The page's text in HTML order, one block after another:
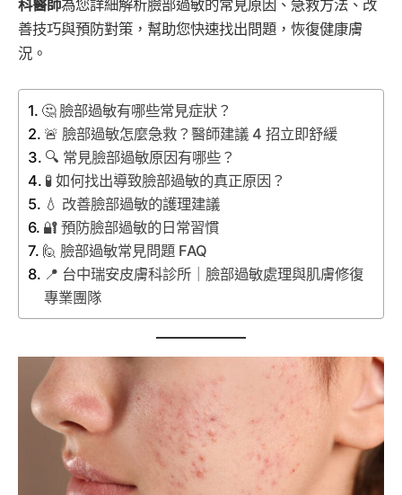
科醫師為您詳細解析臉部過敏的常見原因、急救方法、改
善技巧與預防對策，幫助您快速找出問題，恢復健康膚
況。
🤔 臉部過敏有哪些常見症狀？
🚨 臉部過敏怎麼急救？醫師建議 4 招立即舒緩
🔍 常見臉部過敏原因有哪些？
🧪 如何找出導致臉部過敏的真正原因？
💧 改善臉部過敏的護理建議
🔐 預防臉部過敏的日常習慣
🙋 臉部過敏常見問題 FAQ
📍 台中瑞安皮膚科診所｜臉部過敏處理與肌膚修復
專業團隊